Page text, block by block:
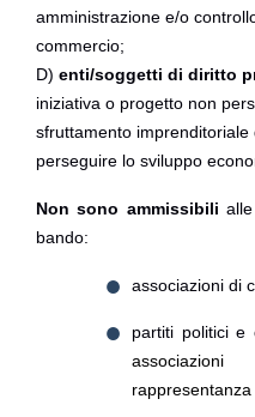
amministrazione e/o
commercio;
D) enti/soggetti di diritto
iniziativa o progetto non
sfruttamento
perseguire lo sviluppo
Non sono ammissibili
bando:
associazioni di
partiti politici e